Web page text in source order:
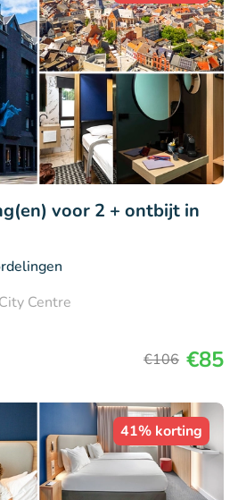
voor 2 + ontbijt in
Centre
€106 €85
41% korting